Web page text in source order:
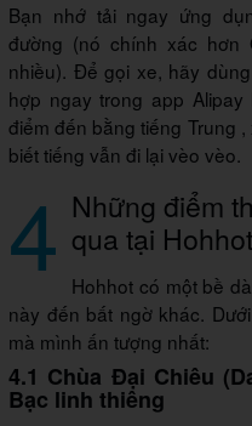
Bạn nhớ tải ngay ứng
đường (nó chính xác hơn
nhiều). Để gọi xe, hãy
hợp ngay trong app Alipay
điểm đến bằng tiếng Trung
biết tiếng vẫn đi lại vèo vèo.
4 Những điểm
qua tại Hohhot
Hohhot có một bề
này đến bất ngờ khác.
mà mình ấn tượng nhất:
4.1 Chùa Đại Chiêu
Bạc linh thiêng